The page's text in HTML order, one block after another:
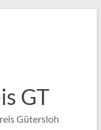
GT
Gütersloh